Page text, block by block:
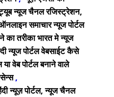
न्यूज चैनल रजिस्ट्रेशन,
समाचार न्यूज पोर्टल
का तरीकाभारत मे न्यूज
न्यूज पोर्टल वेबसाईट कैसे
या वेब पोर्टल बनाने वाले
,
न्यूज़ पोर्टल, न्यूज चैनल